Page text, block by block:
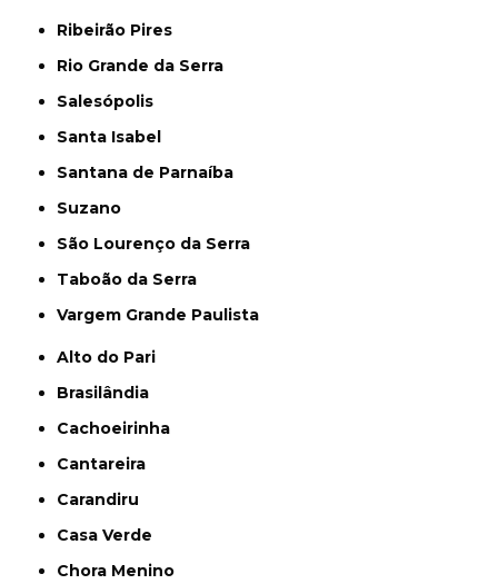
Ribeirão Pires
Rio Grande da Serra
Salesópolis
Santa Isabel
Santana de Parnaíba
Suzano
São Lourenço da Serra
Taboão da Serra
Vargem Grande Paulista
Alto do Pari
Brasilândia
Cachoeirinha
Cantareira
Carandiru
Casa Verde
Chora Menino